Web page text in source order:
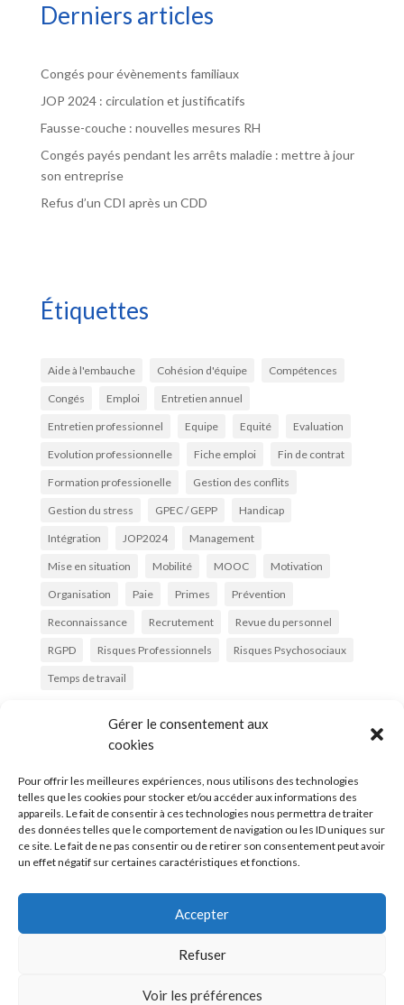
Gérer le consentement aux
cookies
Pour offrir les meilleures expériences, nous utilisons des technologies
telles que les cookies pour stocker et/ou accéder aux informations des
appareils. Le fait de consentir à ces technologies nous permettra de traiter
des données telles que le comportement de navigation ou les ID uniques sur
ce site. Le fait de ne pas consentir ou de retirer son consentement peut avoir
un effet négatif sur certaines caractéristiques et fonctions.
Accepter
Refuser
Voir les préférences
Derniers articles
Congés pour évènements familiaux
JOP 2024 : circulation et justificatifs
Fausse-couche : nouvelles mesures RH
Congés payés pendant les arrêts maladie : mettre à jour
son entreprise
Refus d’un CDI après un CDD
Étiquettes
Aide à l'embauche Cohésion d'équipe Compétences
Congés Emploi Entretien annuel
Entretien professionnel Equipe Equité Evaluation
Evolution professionnelle Fiche emploi Fin de contrat
Formation professionelle Gestion des conflits
Gestion du stress GPEC / GEPP Handicap
Intégration JOP2024 Management
Mise en situation Mobilité MOOC Motivation
Organisation Paie Primes Prévention
Reconnaissance Recrutement Revue du personnel
RGPD Risques Professionnels Risques Psychosociaux
Temps de travail



Danielle Richin / RH·AD Conseil fait partie de Coopaname, SCOP-SA à
448 762 526